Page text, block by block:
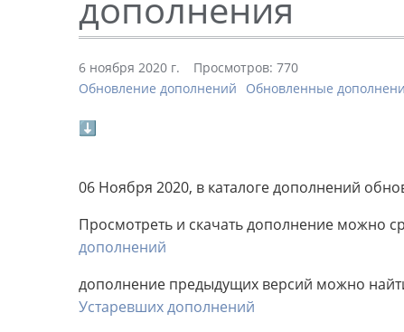
6 ноября 2020 г.
Просмотров: 770
Обновление дополнений
Обновленные
⬇
06 Ноября 2020, в каталоге дополнений
Просмотреть и скачать дополнение можно
дополнений
дополнение предыдущих версий можно
Устаревших дополнений